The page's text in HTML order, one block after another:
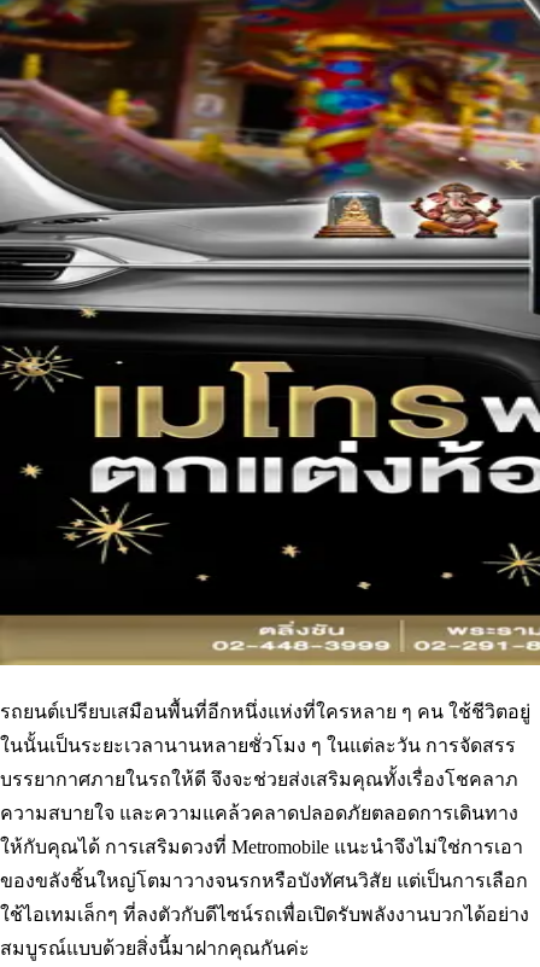
รถยนต์เปรียบเสมือนพื้นที่อีกหนึ่งแห่งที่ใครหลาย ๆ คน ใช้ชีวิตอยู่
ในนั้นเป็นระยะเวลานานหลายชั่วโมง ๆ ในแต่ละวัน การจัดสรร
บรรยากาศภายในรถให้ดี จึงจะช่วยส่งเสริมคุณทั้งเรื่องโชคลาภ
ความสบายใจ และความแคล้วคลาดปลอดภัยตลอดการเดินทาง
ให้กับคุณได้ การเสริมดวงที่ Metromobile แนะนำจึงไม่ใช่การเอา
ของขลังชิ้นใหญ่โตมาวางจนรกหรือบังทัศนวิสัย แต่เป็นการเลือก
ใช้ไอเทมเล็กๆ ที่ลงตัวกับดีไซน์รถเพื่อเปิดรับพลังงานบวกได้อย่าง
สมบูรณ์แบบด้วยสิ่งนี้มาฝากคุณกันค่ะ